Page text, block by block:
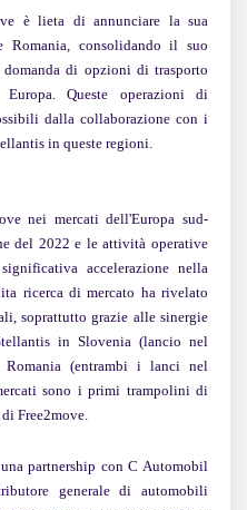
è lieta di annunciare la sua
Romania, consolidando il suo
domanda di opzioni di trasporto
Queste operazioni di
dalla collaborazione con i
in queste regioni.
nei mercati dell'Europa sud-
del 2022 e le attività operative
accelerazione nella
ricerca di mercato ha rivelato
soprattutto grazie alle sinergie
in Slovenia (lancio nel
Romania (entrambi i lanci nel
sono i primi trampolini di
Free2move.
partnership con C Automobil
generale di automobili